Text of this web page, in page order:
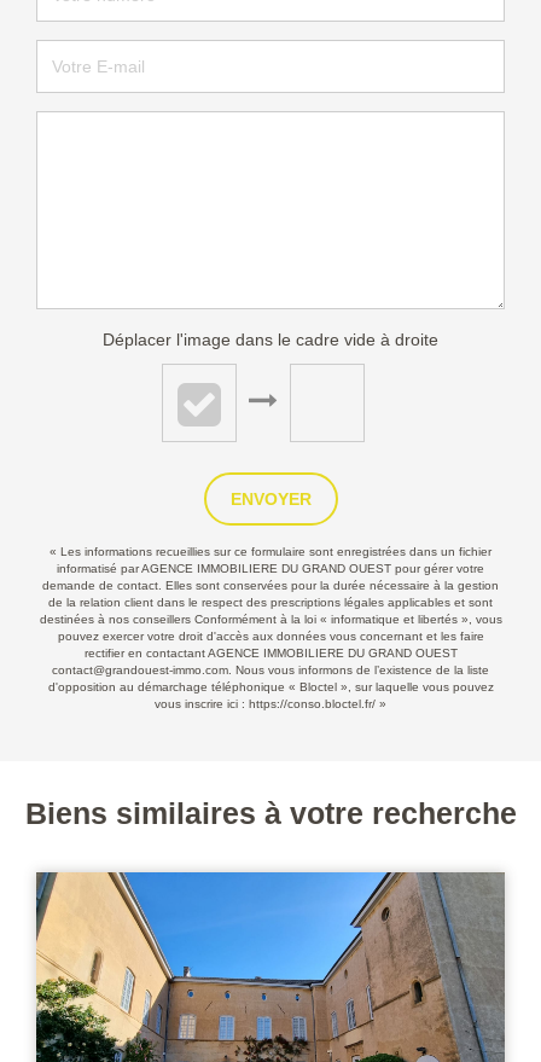
Déplacer l'image dans le cadre vide à droite
ENVOYER
« Les informations recueillies sur ce formulaire sont enregistrées dans un fichier
informatisé par AGENCE IMMOBILIERE DU GRAND OUEST pour gérer votre
demande de contact. Elles sont conservées pour la durée nécessaire à la gestion
de la relation client dans le respect des prescriptions légales applicables et sont
destinées à nos conseillers Conformément à la loi « informatique et libertés », vous
pouvez exercer votre droit d'accès aux données vous concernant et les faire
rectifier en contactant AGENCE IMMOBILIERE DU GRAND OUEST
contact@grandouest-immo.com. Nous vous informons de l’existence de la liste
d'opposition au démarchage téléphonique « Bloctel », sur laquelle vous pouvez
vous inscrire ici : https://conso.bloctel.fr/ »
Biens similaires à votre recherche